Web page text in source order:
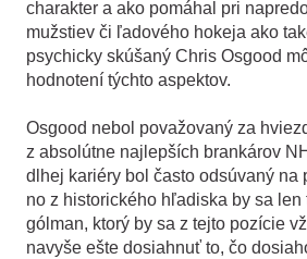
charakter a ako pomáhal pri
mužstiev či ľadového hokeja ako
psychicky skúšaný Chris Osgood
hodnotení týchto aspektov.
Osgood nebol považovaný za
z absolútne najlepších brankárov
dlhej kariéry bol často odsúvaný na
no z historického hľadiska by sa len
gólman, ktorý by sa z tejto pozície
navyše ešte dosiahnuť to, čo